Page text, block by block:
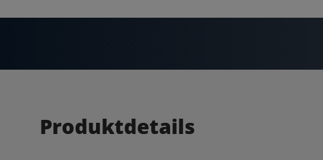
Produktdetails